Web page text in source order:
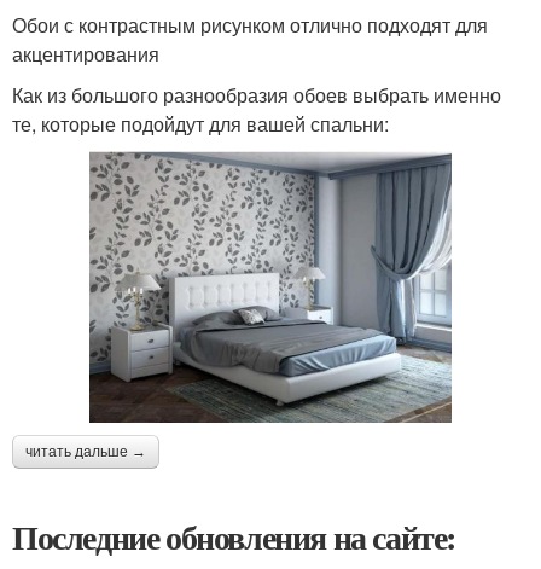
Обои с контрастным рисунком отлично подходят для
акцентирования
Как из большого разнообразия обоев выбрать именно
те, которые подойдут для вашей спальни:
читать дальше →
Последние обновления на сайте: